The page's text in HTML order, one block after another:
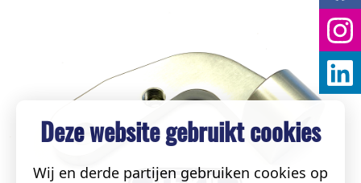
Deze website gebruikt cookies
Wij en derde partijen gebruiken cookies op